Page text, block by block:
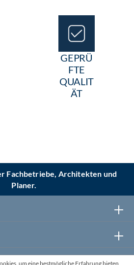
GEPRÜ
FTE
QUALIT
ÄT
Fachbetriebe, Architekten und
Planer.
um eine bestmögliche Erfahrung bieten